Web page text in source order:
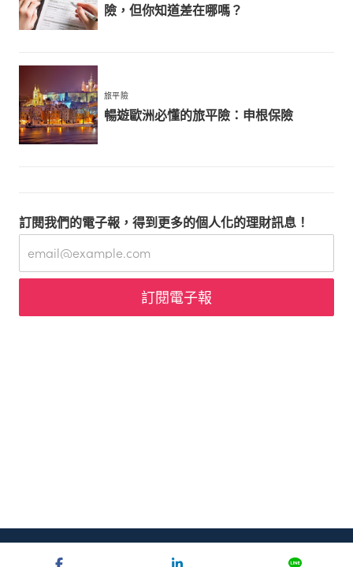
險，但你知道差在哪嗎？
旅平險
暢遊歐洲必懂的旅平險：申根保險
訂閱我們的電子報，得到更多的個人化的理財訊息！